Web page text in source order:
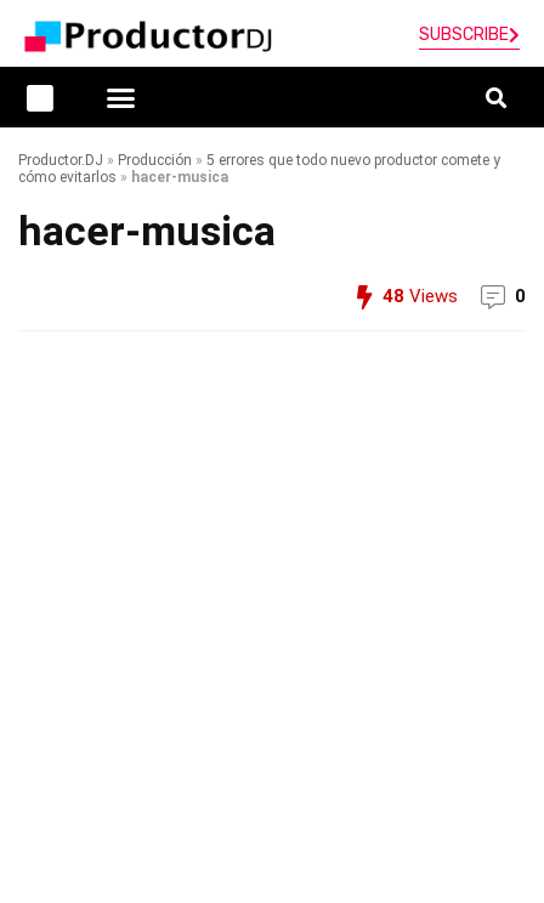
SUBSCRIBE
Productor.DJ » Producción » 5 errores que todo nuevo productor comete y
cómo evitarlos » hacer-musica
hacer-musica
48 Views 0